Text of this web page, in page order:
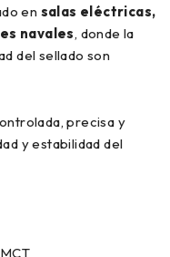
en salas eléctricas,
navales, donde la
del sellado son
precisa y
y estabilidad del